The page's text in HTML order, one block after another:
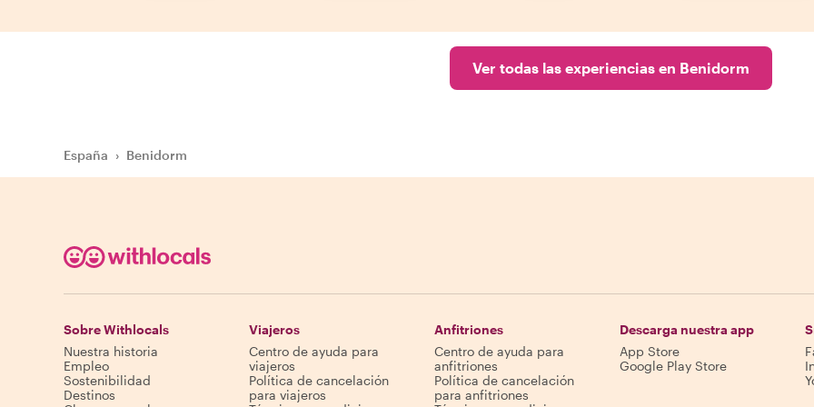
Ver todas las experiencias en Benidorm
España › Benidorm
Sobre Withlocals
Nuestra historia
Empleo
Sostenibilidad
Destinos
Viajeros
Centro de ayuda para
viajeros
Política de cancelación
para viajeros
Anfitriones
Centro de ayuda para
anfitriones
Política de cancelación
para anfitriones
Descarga nuestra app
App Store
Google Play Store